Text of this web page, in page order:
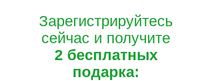
Зарегистрируйтесь
сейчас и получите
2 бесплатных
подарка: